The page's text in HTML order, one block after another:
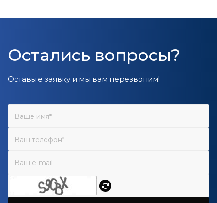
Остались вопросы?
Оставьте заявку и мы вам перезвоним!